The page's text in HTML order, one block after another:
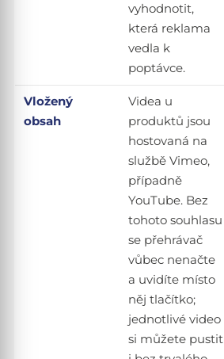
vyhodnotit,
která reklama
vedla k
poptávce.
Vložený
obsah
Videa u
produktů jsou
hostovaná na
službě Vimeo,
případně
YouTube. Bez
tohoto souhlasu
se přehrávač
vůbec nenačte
a uvidíte místo
něj tlačítko;
jednotlivé video
si můžete pustit